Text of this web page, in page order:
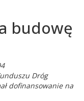
budowę
Dróg
dofinansowanie na